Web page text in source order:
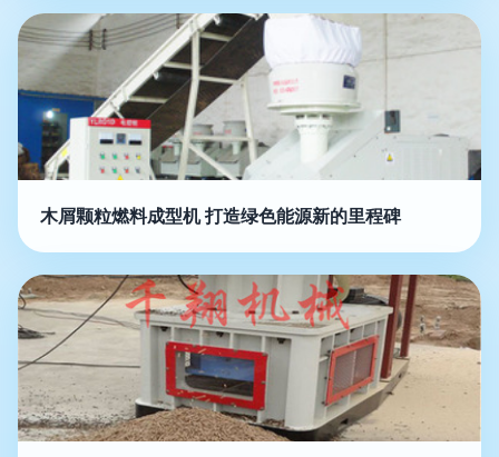
木屑颗粒燃料成型机 打造绿色能源新的里程碑